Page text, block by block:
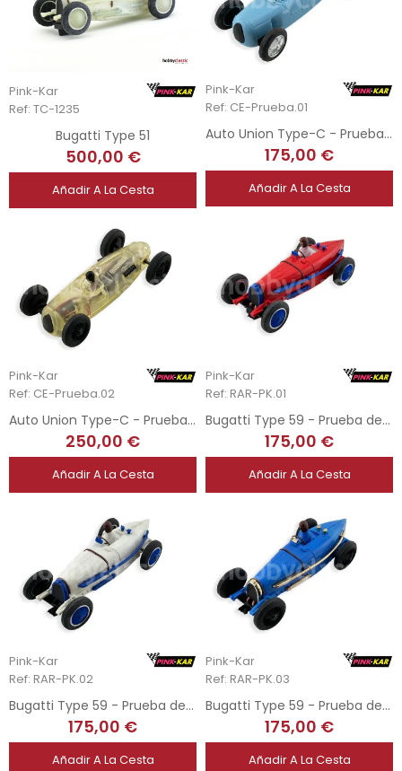
Pink-Kar
Ref: TC-1235
Bugatti Type 51
500,00 €
Añadir A La Cesta
Pink-Kar
Ref: CE-Prueba.01
Auto Union Type-C - Prueba de Molde ABS Azul Celeste
175,00 €
Añadir A La Cesta
Pink-Kar
Ref: CE-Prueba.02
Auto Union Type-C - Prueba de Molde ABS Transparente
250,00 €
Añadir A La Cesta
Pink-Kar
Ref: RAR-PK.01
Bugatti Type 59 - Prueba de Molde Rojo
175,00 €
Añadir A La Cesta
Pink-Kar
Ref: RAR-PK.02
Bugatti Type 59 - Prueba de Molde Blanco
175,00 €
Añadir A La Cesta
Pink-Kar
Ref: RAR-PK.03
Bugatti Type 59 - Prueba de Molde Azul
175,00 €
Añadir A La Cesta